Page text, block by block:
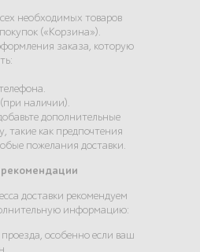
необходимых товаров
(«Корзина»).
заказа, которую
наличии).
дополнительные
такие как предпочтения
пожелания доставки.
доставки рекомендуем
информацию:
особенно если ваш